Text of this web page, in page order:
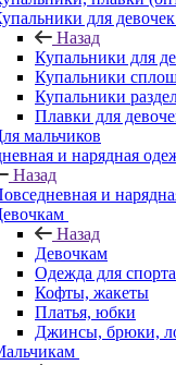
для девочек
Назад
Купальники для
Купальники
Купальники
Плавки для
мальчиков
и нарядная
Назад
и
Назад
Девочкам
Одежда для спорта
Кофты, жакеты
Платья, юбки
Джинсы, брюки,